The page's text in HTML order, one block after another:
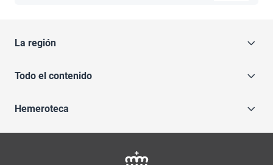
La región
Todo el contenido
Hemeroteca